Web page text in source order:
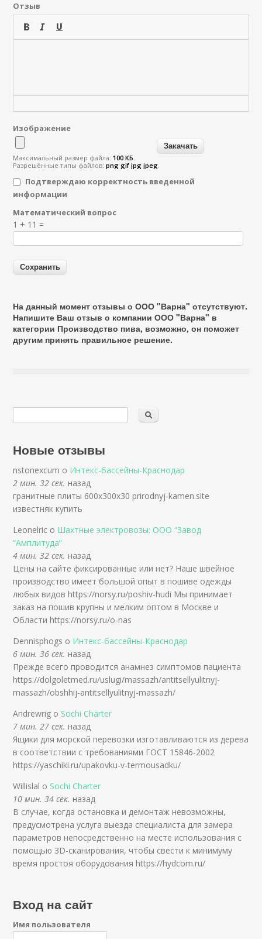
Отзыв
Изображение
Максимальный размер файла:100 КБ.
Разрешённые типы файлов:png gif jpg jpeg.
Подтверждаю корректность введенной
информации
Я спамер
Математический вопрос
1 + 11 =
На данный момент отзывы о ООО "Варна" отсутствуют.
Напишите Ваш отзыв о компании ООО "Варна" в
категории Производство пива, возможно, он поможет
другим принять правильное решение.
Новые отзывы
nstonexcum о Интекс-бассейны-Краснодар
2 мин. 32 сек. назад
гранитные плиты 600х300х30 prirodnyj-kamen.site
известняк купить
Leonelric о Шахтные электровозы: ООО “Завод
“Амплитуда”
4 мин. 32 сек. назад
Цены на сайте фиксированные или нет? Наше швейное
производство имеет большой опыт в пошиве одежды
любых видов https://norsy.ru/poshiv-hudi Мы принимает
заказ на пошив крупны и мелким оптом в Москве и
Области https://norsy.ru/o-nas
Dennisphogs о Интекс-бассейны-Краснодар
6 мин. 36 сек. назад
Прежде всего проводится анамнез симптомов пациента
https://dolgoletmed.ru/uslugi/massazh/antitsellyulitnyj-
massazh/obshhij-antitsellyulitnyj-massazh/
Andrewrig о Sochi Charter
7 мин. 27 сек. назад
Ящики для морской перевозки изготавливаются из дерева
в соответствии с требованиями ГОСТ 15846-2002
https://yaschiki.ru/upakovku-v-termousadku/
Willislal о Sochi Charter
10 мин. 34 сек. назад
В случае, когда остановка и демонтаж невозможны,
предусмотрена услуга выезда специалиста для замера
параметров непосредственно на месте использования с
помощью 3D-сканирования, чтобы свести к минимуму
время простоя оборудования https://hydcom.ru/
Вход на сайт
Имя пользователя